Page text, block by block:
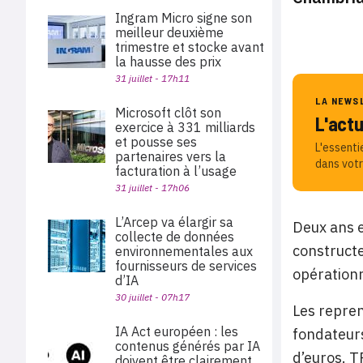
LA
dans
Deux ans
Les
d’euros.
Ingram Micro signe son
meilleur deuxième
trimestre et stocke avant
la hausse des prix
31 juillet - 17h11
Microsoft clôt son
exercice à 331 milliards
et pousse ses
partenaires vers la
facturation à l’usage
31 juillet - 17h06
L’Arcep va élargir sa
collecte de données
environnementales aux
fournisseurs de services
d’IA
30 juillet - 07h17
IA Act européen : les
contenus générés par IA